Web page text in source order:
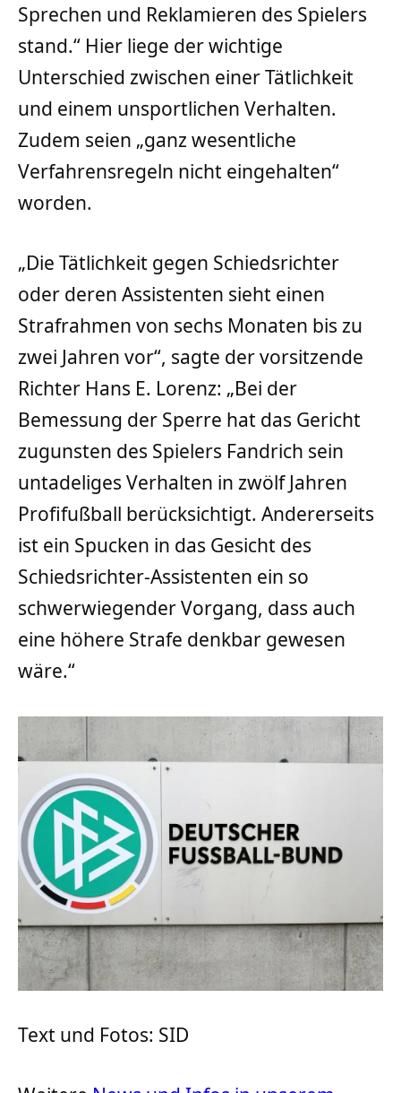
Sprechen und Reklamieren des Spielers
stand.“ Hier liege der wichtige
Unterschied zwischen einer Tätlichkeit
und einem unsportlichen Verhalten.
Zudem seien „ganz wesentliche
Verfahrensregeln nicht eingehalten“
worden.
„Die Tätlichkeit gegen Schiedsrichter
oder deren Assistenten sieht einen
Strafrahmen von sechs Monaten bis zu
zwei Jahren vor“, sagte der vorsitzende
Richter Hans E. Lorenz: „Bei der
Bemessung der Sperre hat das Gericht
zugunsten des Spielers Fandrich sein
untadeliges Verhalten in zwölf Jahren
Profifußball berücksichtigt. Andererseits
ist ein Spucken in das Gesicht des
Schiedsrichter-Assistenten ein so
schwerwiegender Vorgang, dass auch
eine höhere Strafe denkbar gewesen
wäre.“
Text und Fotos: SID